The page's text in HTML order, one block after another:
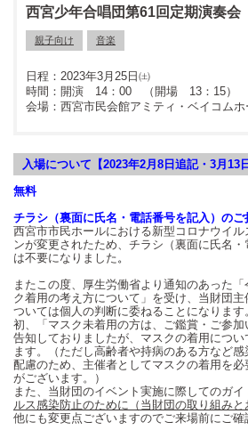
西宮少年合唱団第61回定期演奏会
親子向け 音楽
2023年3月25日㈯
開演 14：00 （開場 13：15）
西宮市民会館アミティ・ベイコムホ
入場について【2023年2月8日追記・3月13
無料
チラシ（裏面に氏名・電話番号を記入）のご
⻄宮市市⺠ホールにおける新型コロナウイ
ンが変更されたため、チラシ（裏面に氏名
は不要になりました。
またこの度、厚生労働省より通知のあった
ク着用の考え方について」を受け、当財団
ついては個人の判断に委ねることになりま
初、「マスク未着用の方は、ご鑑賞・ご参
告知しておりましたが、マスクの着用につい
ます。（ただし高齢者や持病のある方など
配慮のため、主催者としてマスクの着用を
がございます。）
また、当財団のイベント実施に際してのガイ
ルス感染防止のために（当財団の取り組みと
他にも変更点ございますのでご来場前にご確